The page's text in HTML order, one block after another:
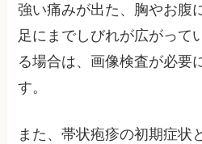
強い痛みが出た、胸やお腹
足にまでしびれが広がって
る場合は、画像検査が必要
す。
また、帯状疱疹の初期症状